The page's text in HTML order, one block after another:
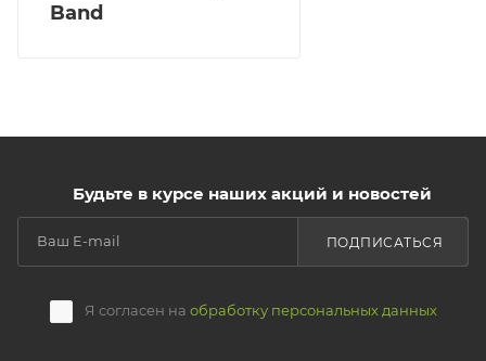
Band
Будьте в курсе наших акций и новостей
Я согласен на обработку персональных данных
ПОДПИСАТЬСЯ